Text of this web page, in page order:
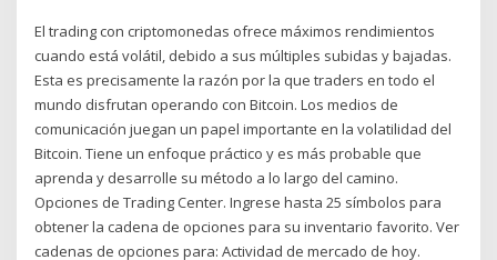
El trading con criptomonedas ofrece máximos rendimientos
cuando está volátil, debido a sus múltiples subidas y bajadas.
Esta es precisamente la razón por la que traders en todo el
mundo disfrutan operando con Bitcoin. Los medios de
comunicación juegan un papel importante en la volatilidad del
Bitcoin. Tiene un enfoque práctico y es más probable que
aprenda y desarrolle su método a lo largo del camino.
Opciones de Trading Center. Ingrese hasta 25 símbolos para
obtener la cadena de opciones para su inventario favorito. Ver
cadenas de opciones para: Actividad de mercado de hoy.